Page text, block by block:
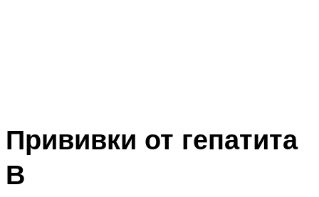
Прививки от гепатита
В